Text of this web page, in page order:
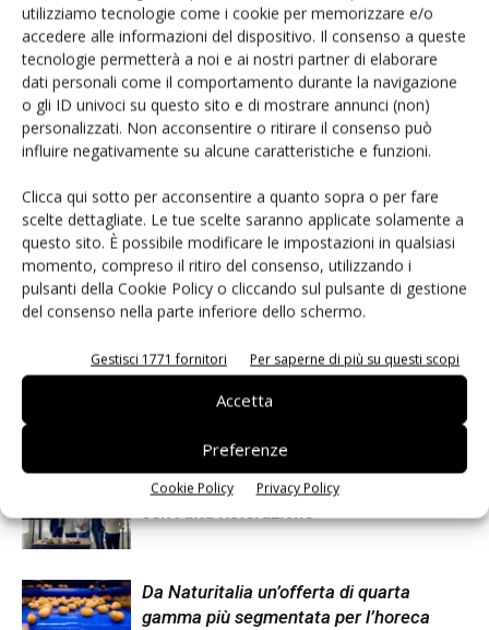
utilizziamo tecnologie come i cookie per memorizzare e/o
accedere alle informazioni del dispositivo. Il consenso a queste
tecnologie permetterà a noi e ai nostri partner di elaborare
dati personali come il comportamento durante la navigazione
o gli ID univoci su questo sito e di mostrare annunci (non)
personalizzati. Non acconsentire o ritirare il consenso può
influire negativamente su alcune caratteristiche e funzioni.
Clicca qui sotto per acconsentire a quanto sopra o per fare
scelte dettagliate. Le tue scelte saranno applicate solamente a
questo sito. È possibile modificare le impostazioni in qualsiasi
momento, compreso il ritiro del consenso, utilizzando i
pulsanti della Cookie Policy o cliccando sul pulsante di gestione
del consenso nella parte inferiore dello schermo.
Gestisci 1771 fornitori Per saperne di più su questi scopi
Accetta
Preferenze
Cookie Policy Privacy Policy
Luca Moroni
Giornalista, videomaker, curioso per natura, una vita a scrivere e parlar di
tecnologia, approdato al mondo del food e del retail per caso e affascinato
dai colori e dalle persone che ci gravitano attorno
Spreafico e Del Monte lanciano una
community per rafforzare il canale
Patata di Bologna Dop rafforza il legame
Da Naturitalia un’offerta di quarta
gamma più segmentata per l’horeca